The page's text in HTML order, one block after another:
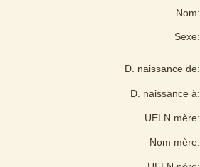
Nom:
Sexe:
D. naissance de:
D. naissance à:
UELN mère:
Nom mère: